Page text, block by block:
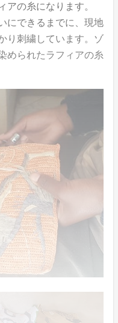
アの糸になります。
にできるまでに、現地
り刺繍しています。ゾ
められたラフィアの糸